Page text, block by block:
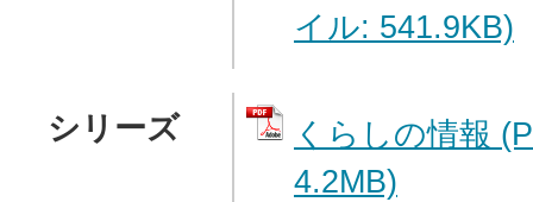
イル: 541.9KB)
シリーズ
くらしの情報
4.2MB)